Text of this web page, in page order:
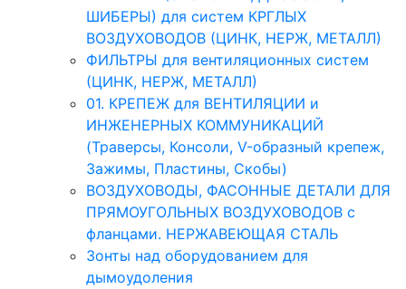
ШИБЕРЫ) для систем КРГЛЫХ
ВОЗДУХОВОДОВ (ЦИНК, НЕРЖ, МЕТАЛЛ)
ФИЛЬТРЫ для вентиляционных систем
(ЦИНК, НЕРЖ, МЕТАЛЛ)
01. КРЕПЕЖ для ВЕНТИЛЯЦИИ и
ИНЖЕНЕРНЫХ КОММУНИКАЦИЙ
(Траверсы, Консоли, V-образный крепеж,
Зажимы, Пластины, Скобы)
ВОЗДУХОВОДЫ, ФАСОННЫЕ ДЕТАЛИ ДЛЯ
ПРЯМОУГОЛЬНЫХ ВОЗДУХОВОДОВ с
фланцами. НЕРЖАВЕЮЩАЯ СТАЛЬ
Зонты над оборудованием для
дымоудоления